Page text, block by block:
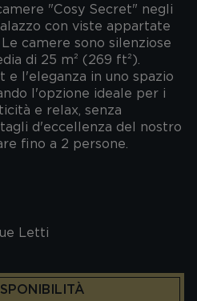
"Cosy Secret" negli
con viste appartate
camere sono silenziose
di 25 m² (269 ft²).
l'eleganza in uno spazio
l'opzione ideale per i
e relax, senza
d'eccellenza del nostro
fino a 2 persone.
Letti